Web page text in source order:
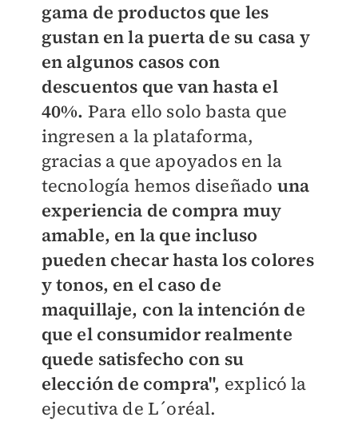
gama de productos que les
gustan en la puerta de su casa y
en algunos casos con
descuentos que van hasta el
40%. Para ello solo basta que
ingresen a la plataforma,
gracias a que apoyados en la
tecnología hemos diseñado una
experiencia de compra muy
amable, en la que incluso
pueden checar hasta los colores
y tonos, en el caso de
maquillaje, con la intención de
que el consumidor realmente
quede satisfecho con su
elección de compra", explicó la
ejecutiva de L´oréal.